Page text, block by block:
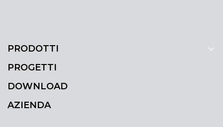
PRODOTTI
PROGETTI
DOWNLOAD
AZIENDA